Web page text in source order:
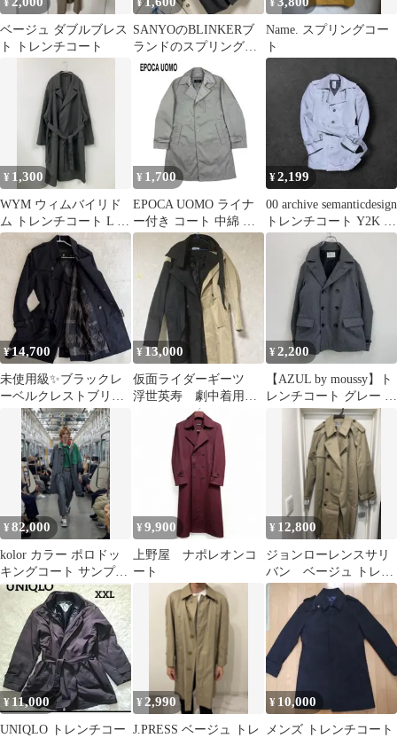
¥
ベージュ ダブルブレス
ト トレンチコート
¥
SANYOのBLINKERブ
ランドのスプリングコ
ート
¥
Name. スプリングコー
ト
¥ 1,300
WYM ウィムバイリド
ム トレンチコート L グ
レー ナイロン 無地 ロ
ング丈 フードなし メン
¥ 1,700
EPOCA UOMO ライナ
ー付き コート 中綿 カ
ーキベージュ 48
¥2,199
00 archive semanticdesign
トレンチコート Y2K V
系
¥14,700
未使用級✨ブラックレ
ーベルクレストブリッ
ジライナー付トレンチ
コートMチェック柄
¥ 13,000
仮面ライダーギーツ
浮世英寿 劇中着用
¥2,200
【AZUL by moussy】ト
レンチコート グレー M
サイズ
¥82,000
kolor カラー ポロドッ
キングコート サンプル
品
¥ 9,900
上野屋 ナポレオンコ
ート
¥ 12,800
ジョンローレンスサリ
バン ベージュ トレン
チコート
¥ 11,000
UNIQLO トレンチコー
¥ 2,990
J.PRESS ベージュ トレ
¥ 10,000
メンズ トレンチコート